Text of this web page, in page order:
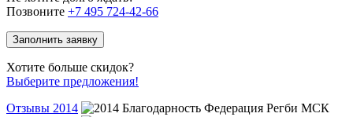
Позвоните +7 495 724-42-66
Заполнить заявку
Хотите больше скидок?
Выберите предложения!
Отзывы 2014